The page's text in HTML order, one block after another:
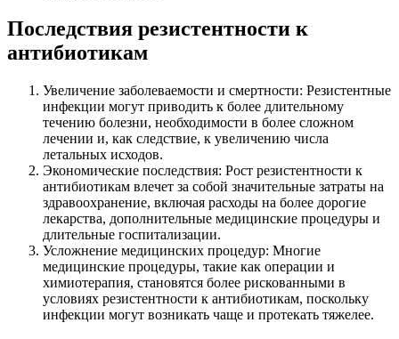
Последствия резистентности к
антибиотикам
Увеличение заболеваемости и смертности: Резистентные
инфекции могут приводить к более длительному
течению болезни, необходимости в более сложном
лечении и, как следствие, к увеличению числа
летальных исходов.
Экономические последствия: Рост резистентности к
антибиотикам влечет за собой значительные затраты на
здравоохранение, включая расходы на более дорогие
лекарства, дополнительные медицинские процедуры и
длительные госпитализации.
Усложнение медицинских процедур: Многие
медицинские процедуры, такие как операции и
химиотерапия, становятся более рискованными в
условиях резистентности к антибиотикам, поскольку
инфекции могут возникать чаще и протекать тяжелее.